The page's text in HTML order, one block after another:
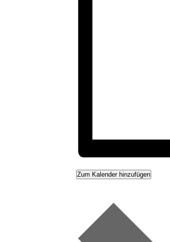
Zum Kalender hinzufügen